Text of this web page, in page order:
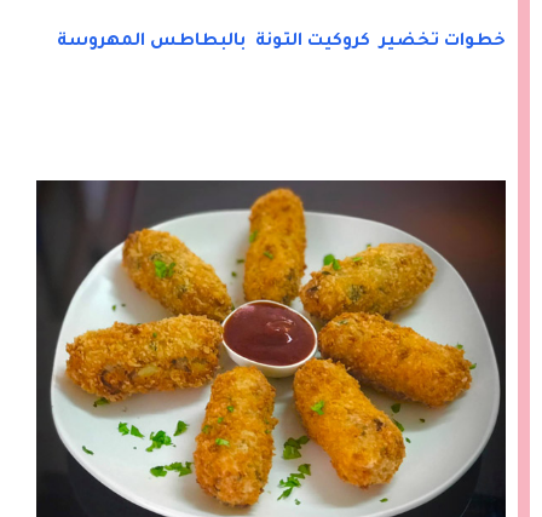
خطوات تخضير كروكيت التونة بالبطاطس المهروسة